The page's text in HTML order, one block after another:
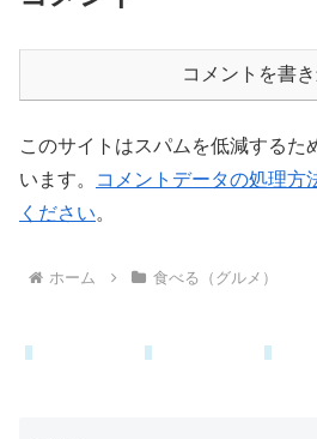
コメントを書
このサイトはスパムを低減するた
います。
コメントデータの処理方
ください。
ホーム 食べる（グルメ）